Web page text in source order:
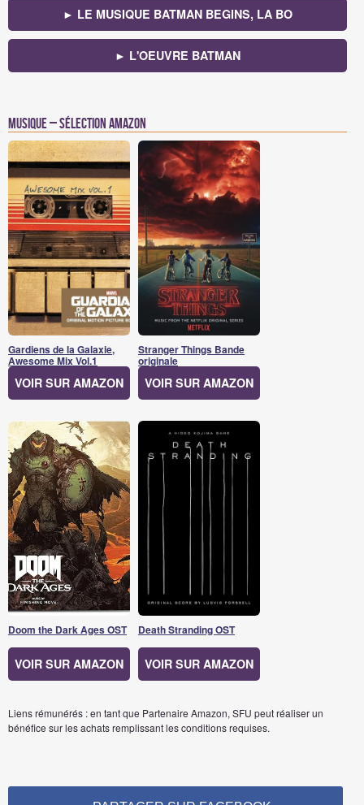
► LE MUSIQUE BATMAN BEGINS, LA BO
► L'OEUVRE BATMAN
Musique – Sélection Amazon
Gardiens de la Galaxie,
Awesome Mix Vol.1
VOIR SUR AMAZON
Stranger Things Bande
originale
VOIR SUR AMAZON
Doom the Dark Ages OST
VOIR SUR AMAZON
Death Stranding OST
VOIR SUR AMAZON
Liens rémunérés : en tant que Partenaire Amazon, SFU peut réaliser un
bénéfice sur les achats remplissant les conditions requises.